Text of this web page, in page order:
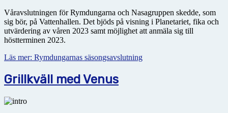
Våravslutningen för Rymdungarna och Nasagruppen skedde, som
sig bör, på Vattenhallen. Det bjöds på visning i Planetariet, fika och
utvärdering av våren 2023 samt möjlighet att anmäla sig till
höstterminen 2023.
Läs mer: Rymdungarnas säsongsavslutning
Grillkväll med Venus